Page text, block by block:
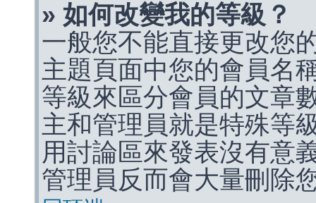
» 如何改變我的等級？
一般您不能直接更改您
主題頁面中您的會員名
等級來區分會員的文章
主和管理員就是特殊等
用討論區來發表沒有意
管理員反而會大量刪除